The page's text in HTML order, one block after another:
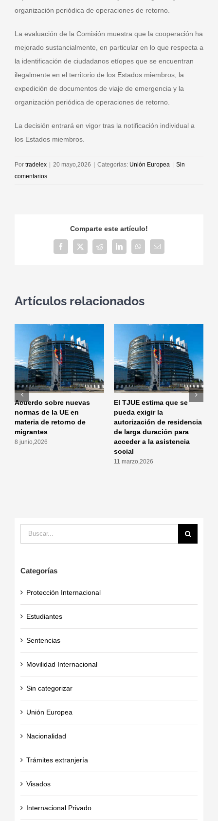
organización periódica de operaciones de retorno.
La evaluación de la Comisión muestra que la cooperación ha
mejorado sustancialmente, en particular en lo que respecta a
la identificación de ciudadanos etíopes que se encuentran
ilegalmente en el territorio de los Estados miembros, la
expedición de documentos de viaje de emergencia y la
organización periódica de operaciones de retorno.
La decisión entrará en vigor tras la notificación individual a
los Estados miembros.
Por tradelex 20 mayo,2026 Categorías: Unión Europea
Sin
comentarios
Comparte este artículo!
Facebook
X Reddit LinkedInWhatsAppCorreo
electrónico
Artículos relacionados
Acuerdo sobre nuevas
normas de la UE en
materia de retorno de
migrantes
8 junio,2026
El TJUE estima que se
pueda exigir la
autorización de residencia
de larga duración para
acceder a la asistencia
social
11 marzo,2026
Buscar:
Categorías
Protección Internacional
Estudiantes
Sentencias
Movilidad Internacional
Sin categorizar
Unión Europea
Nacionalidad
Trámites extranjería
Visados
Internacional Privado